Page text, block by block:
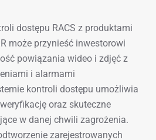
dostępu RACS z produktami
może przynieść inwestorowi
powiązania wideo i zdjęć z
i alarmami
kontroli dostępu umożliwia
oraz skuteczne
w danej chwili zagrożenia.
zarejestrowanych